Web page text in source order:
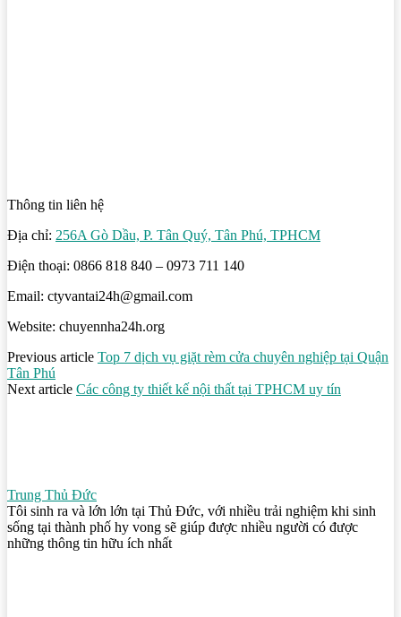
Thông tin liên hệ
Địa chỉ: 256A Gò Dầu, P. Tân Quý, Tân Phú, TPHCM
Điện thoại: 0866 818 840 – 0973 711 140
Email: ctyvantai24h@gmail.com
Website: chuyennha24h.org
Previous article Top 7 dịch vụ giặt rèm cửa chuyên nghiệp tại Quận
Tân Phú
Next article Các công ty thiết kế nội thất tại TPHCM uy tín
Trung Thủ Đức
Tôi sinh ra và lớn lớn tại Thủ Đức, với nhiều trải nghiệm khi sinh
sống tại thành phố hy vong sẽ giúp được nhiều người có được
những thông tin hữu ích nhất